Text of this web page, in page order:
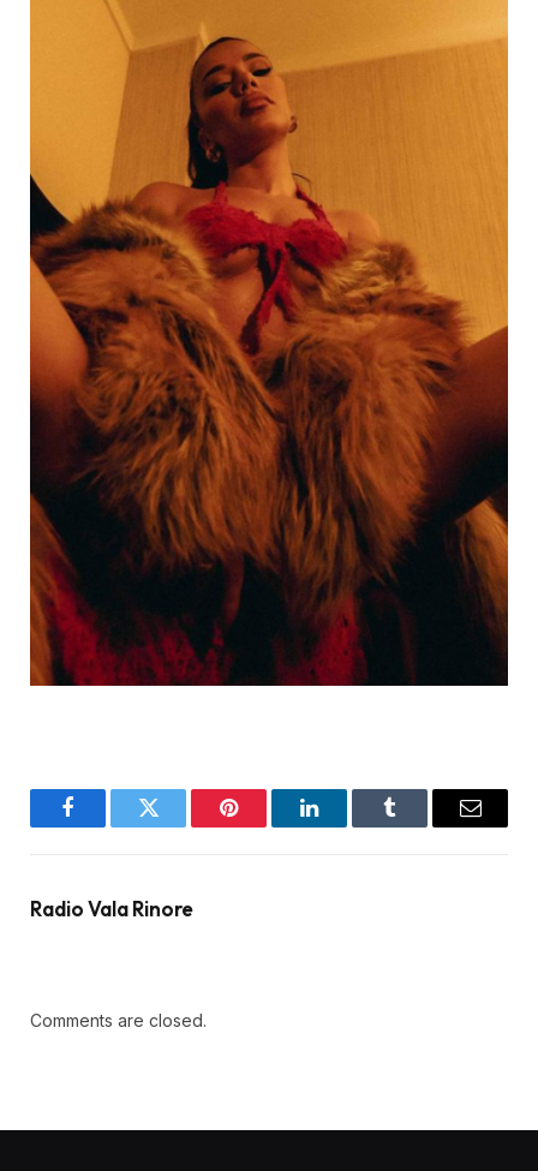
FacebookTwitter Pinterest LinkedInTumblr Email
Radio Vala Rinore
Comments are closed.